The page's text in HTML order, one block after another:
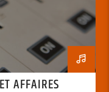
AFFAIRES